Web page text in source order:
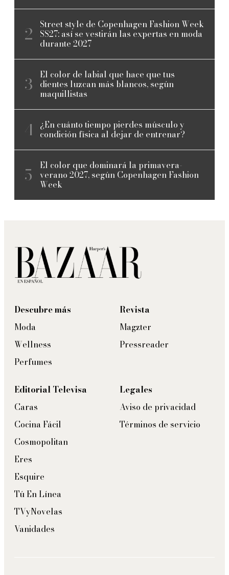
Street style de Copenhagen Fashion Week
SS27: así se vestirán las expertas en moda
durante 2027
El color de labial que hace que tus
dientes luzcan más blancos, según
maquillistas
¿En cuánto tiempo pierdes músculo y
condición física al dejar de entrenar?
El color que dominará la primavera-
verano 2027, según Copenhagen Fashion
Week
Descubre más
Moda
Wellness
Perfumes
Revista
Magzter
Pressreader
Editorial Televisa
Caras
Cocina Fácil
Cosmopolitan
Eres
Esquire
Tú En Línea
TVyNovelas
Vanidades
Legales
Aviso de privacidad
Términos de servicio